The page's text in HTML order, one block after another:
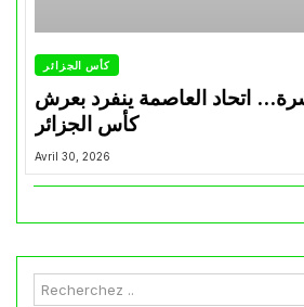
كأس الجزائر
اتحاد العاصمة ينفرد بعرش
كأس الجزائر
Avril 30, 2026